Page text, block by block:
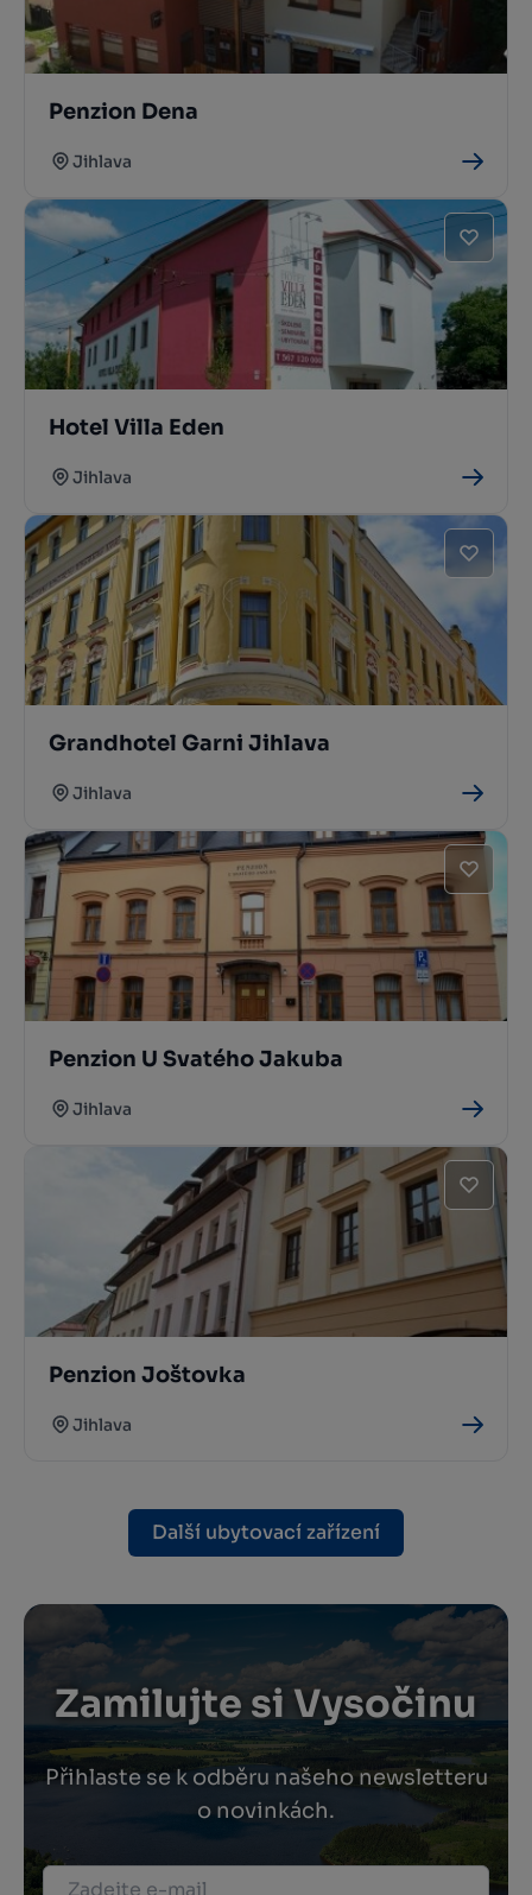
Penzion Dena
Jihlava
Hotel Villa Eden
Jihlava
Grandhotel Garni Jihlava
Jihlava
Penzion U Svatého Jakuba
Jihlava
Penzion Joštovka
Jihlava
Další ubytovací zařízení
Zamilujte si Vysočinu
Přihlaste se k odběru našeho newsletteru
o novinkách.